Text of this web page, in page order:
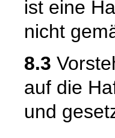
ist eine
nicht
8.3
auf die
und